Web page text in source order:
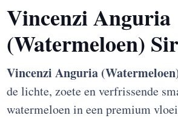
Vincenzi Anguria
(Watermeloen)
Vincenzi Anguria
de lichte, zoete en verfrissende
watermeloen in een premium